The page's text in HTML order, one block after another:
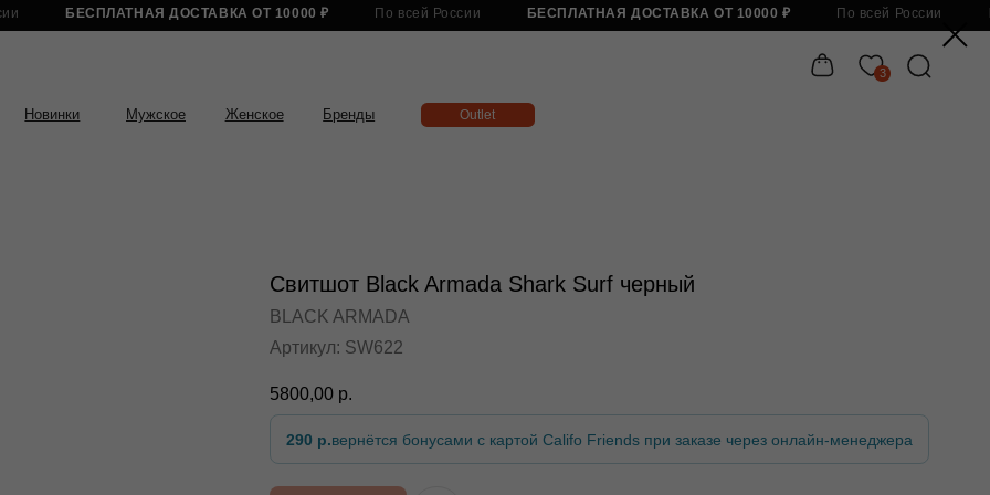
БЕСПЛАТНАЯ ДОСТАВКА ОТ 10000 ₽ По всей России БЕСПЛАТНАЯ ДОСТАВКА ОТ 10000 ₽ По всей России БЕСПЛАТНАЯ
Свитшот Black Armada Shark Surf черный
BLACK ARMADA
Артикул: SW622
5800,00 р.
290 р.вернётся бонусами с картой Califo Friends при заказе через онлайн-менеджера